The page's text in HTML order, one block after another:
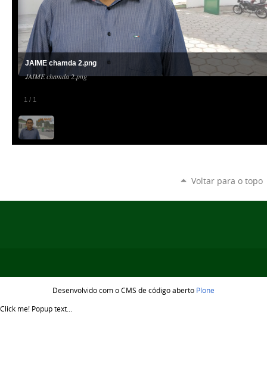
1 / 1
JAIME chamda 2.png
JAIME chamda 2.png
Voltar para o topo
Desenvolvido com o CMS de código aberto Plone
Click me! Popup text...